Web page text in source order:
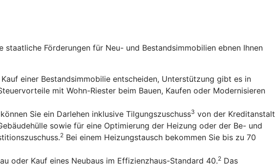
staatliche Förderungen für Neu- und Bestandsimmobilien ebnen Ihnen
einer Bestandsimmobilie entscheiden, Unterstützung gibt es in
mit Wohn-Riester beim Bauen, Kaufen oder Modernisieren
Sie ein Darlehen inklusive Tilgungszuschuss3 von der Kreditanstalt
sowie für eine Optimierung der Heizung oder der Be- und
2 Bei einem Heizungstausch bekommen Sie bis zu 70
oder Kauf eines Neubaus im Effizienzhaus-Standard 40.2 Das